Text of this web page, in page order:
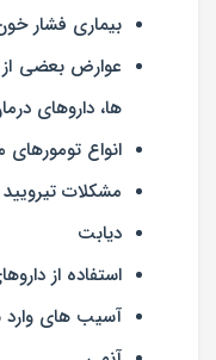
بیماری فشار
عوارض بعضی از
ها، داروهای
انواع
مشکلات تیرویید
دیابت
استفاده از
آسیب های